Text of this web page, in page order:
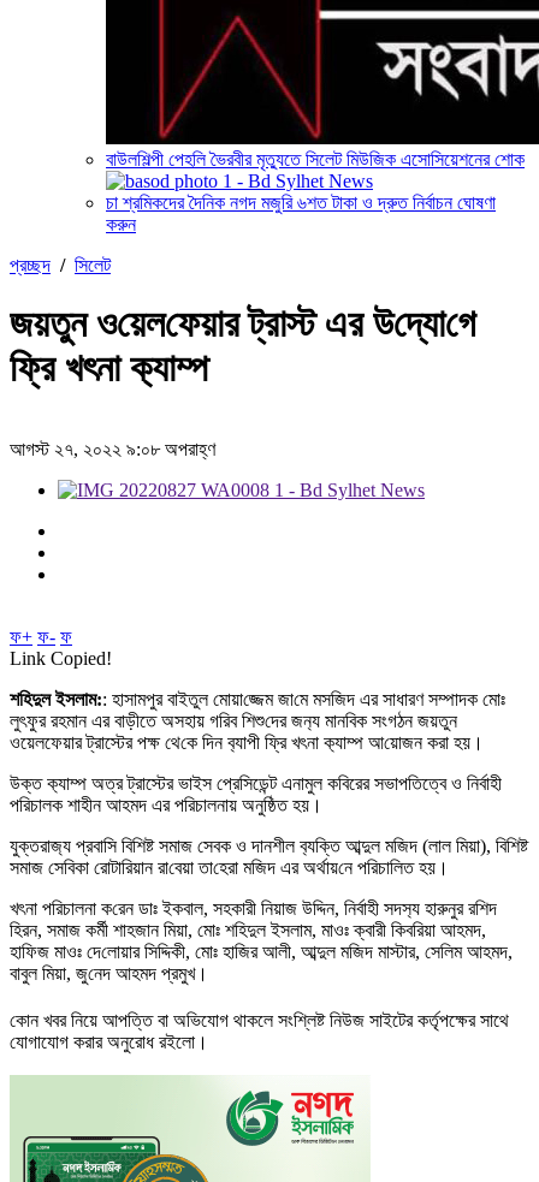
বাউলশিল্পী পেহলি ভৈরবীর মৃত্যুতে সিলেট মিউজিক এসোসিয়েশনের শোক
চা শ্রমিকদের দৈনিক নগদ মজুরি ৬শত টাকা ও দ্রুত নির্বাচন ঘোষণা
করুন
প্রচ্ছদ / সিলেট
জয়তুন ও‌য়েল‌ফেয়ার ট্রাস্ট এর উ‌দ্যো‌গে
ফ্রি খৎনা ক‌্যাম্প
আগস্ট ২৭, ২০২২ ৯:০৮ অপরাহ্ণ
ফ+ ফ- ফ
Link Copied!
শ‌হিদুল ইসলাম:: হাসামপুর বাইতুল মোয়া‌জ্জেম জা‌মে মস‌জিদ এর সাধারণ সম্পাদক মোঃ
লুৎফুর রহমান এর বাড়ীতে অসহায় গ‌রিব শিশু‌দের জন‌্য মান‌বিক সংগঠন জয়তুন
ওয়েলফেয়ার ট্রাস্টের পক্ষ থে‌কে দিন ব‌্যাপী ফ্রি খৎনা ক‌্যাম্প আ‌য়োজন করা হয়।
উক্ত ক‌্যাম্প অত্র ট্রাস্টের ভাইস প্রেসিডেন্ট এনামুল কবিরের সভাপতিত্বে ও নির্বাহী
পরিচালক শাহীন আহমদ এর পরিচালনায় অনু‌ষ্ঠিত হয়।
যুক্তরাজ‌্য প্রবা‌সি বি‌শিষ্ট সমাজ সেবক ও দানশীল ব‌্যক্তি আব্দুল ম‌জিদ (লাল মিয়া), বি‌শিষ্ট
সমাজ সেবিকা রোটা‌রিয়ান রা‌বেয়া তা‌হেরা ম‌জিদ এর অর্থায়‌নে প‌রিচা‌লিত হয়।
খৎনা প‌রিচালনা ক‌রেন ডাঃ ইকবাল, সহকারী নিয়াজ উ‌দ্দিন, ‌নির্বাহী সদস‌্য হারুনুর র‌শিদ
হিরন, সমাজ কর্মী শাহজান মিয়া, মোঃ শ‌হিদুল ইসলাম, মাওঃ ক্বারী কিব‌রিয়া আহমদ,
হা‌ফিজ মাওঃ দে‌লোয়ার সি‌দ্দিকী, মোঃ হা‌জির আলী, আব্দুল ম‌জিদ মাস্টার, সে‌লিম আহমদ,
বাবুল মিয়া, জু‌নেদ আহমদ প্রমুখ।
কোন খবর নিয়ে আপত্তি বা অভিযোগ থাকলে সংশ্লিষ্ট নিউজ সাইটের কর্তৃপক্ষের সাথে
যোগাযোগ করার অনুরোধ রইলো।